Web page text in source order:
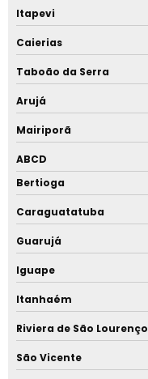
Itapevi
Caierias
Taboão da Serra
Arujá
Mairiporã
ABCD
Bertioga
Caraguatatuba
Guarujá
Iguape
Itanhaém
Riviera de São Lourenço
São Vicente